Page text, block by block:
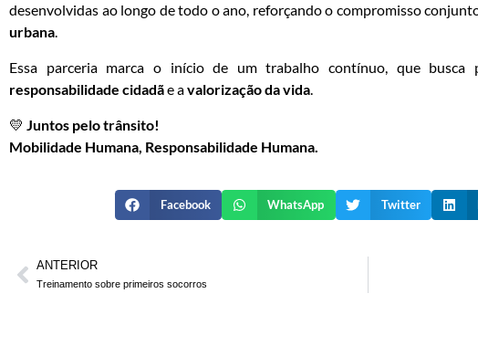
desenvolvidas ao longo de todo o ano, reforçando o compromisso
urbana.
Essa parceria marca o início de um trabalho contínuo, que
responsabilidade cidadãe avalorização da vida.
💛 Juntos pelo trânsito!
Mobilidade Humana, Responsabilidade Humana.
Facebook WhatsApp Twitter
ANTERIOR
Treinamento sobre primeiros socorros